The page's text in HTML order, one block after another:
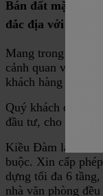
Bán đất mặt tiền
đắc địa với nhiều
Mang trong mình
cảnh quan và sự
khách hàng và
Quý khách có thể
đầu tư, cho thuê.
Kiều Đàm là khu
buộc. Xin cấp
dựng tối đa 6
nhà văn phòng